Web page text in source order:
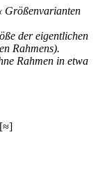
Größenvarianten
der eigentlichen
Rahmens).
Rahmen in etwa